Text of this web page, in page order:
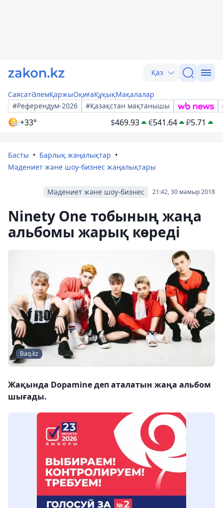
Қаз
СаясатӘлемҚаржыОқиғаҚұқықМақалалар
#Референдум-2026
#Қазақстан мақтанышы
+33° $469.93 €541.64 ₽5.71
Басты
Барлық жаңалықтар
Мәдениет және шоу-бизнес жаңалықтары
21:42, 30 мамыр 2018
Мәдениет және шоу-бизнес
Ninety One тобының жаңа
альбомы жарық көреді
Baq.kz
Жақында Dopamine деп аталатын жаңа альбом
шығады.